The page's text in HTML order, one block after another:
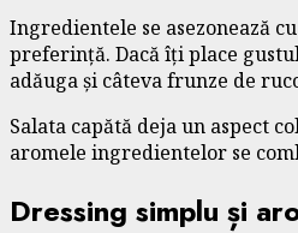
Ingredientele se asezonează
preferință. Dacă îți place
adăuga și câteva frunze de
Salata capătă deja un aspect
aromele ingredientelor se
Dressing simplu și